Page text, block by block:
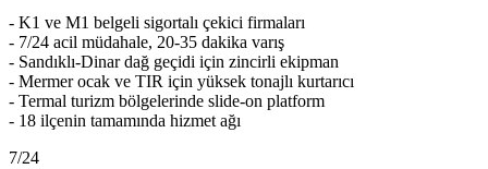
- K1 ve M1 belgeli sigortalı çekici firmaları
- 7/24 acil müdahale, 20-35 dakika varış
- Sandıklı-Dinar dağ geçidi için zincirli ekipman
- Mermer ocak ve TIR için yüksek tonajlı kurtarıcı
- Termal turizm bölgelerinde slide-on platform
- 18 ilçenin tamamında hizmet ağı
7/24